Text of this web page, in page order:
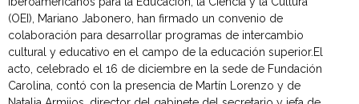
(OEI), Mariano Jabonero, han firmado un convenio de
colaboración para desarrollar programas de intercambio
cultural y educativo en el campo de la educación superior.El
acto, celebrado el 16 de diciembre en la sede de Fundación
Carolina, contó con la presencia de Martín Lorenzo y de